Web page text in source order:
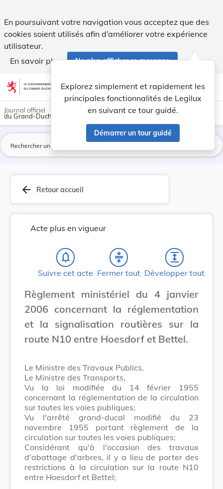
En poursuivant votre navigation vous acceptez que des
cookies soient utilisés afin d’améliorer votre expérience
utilisateur.
En savoir plus
Ne plus afficher ce message
Aller au contenu account_circle help Aide
Explorez simplement et rapidement les
principales fonctionnalités de Legilux
en suivant ce tour guidé.
Démarrer un tour guidé
light_mode dark_mode
Journal officiel
du Grand-Duché de Luxembourg
arrow_back Retour accueil
Acte plus en vigueur
notifications_none
Suivre cet acte
compress
Fermer tout
expand
Développer tout
Règlement ministériel du 4 janvier
2006 concernant la réglementation
et la signalisation routières sur la
route N10 entre Hoesdorf et Bettel.
Le Ministre des Travaux Publics,
Le Ministre des Transports,
Vu la loi modifiée du 14 février 1955
concernant la réglementation de la circulation
sur toutes les voies publiques;
Vu l'arrêté grand-ducal modifié du 23
novembre 1955 portant règlement de la
circulation sur toutes les voies publiques;
Considérant qu'à l'occasion des travaux
d'abattage d'arbres, il y a lieu de porter des
restrictions à la circulation sur la route N10
entre Hoesdorf et Bettel;